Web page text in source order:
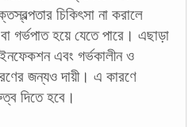
চিকিৎসা না করালে
গর্ভপাত হয়ে যেতে পারে। এছাড়া
এবং গর্ভকালীন ও
জন্যও দায়ী। এ কারণে
দিতে হবে।